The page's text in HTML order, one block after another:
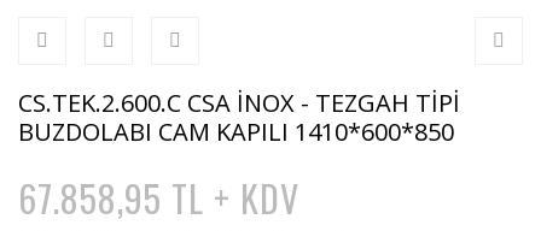
CS.TEK.2.600.C CSA İNOX - TEZGAH TİPİ
BUZDOLABI CAM KAPILI 1410*600*850
67.858,95 TL + KDV